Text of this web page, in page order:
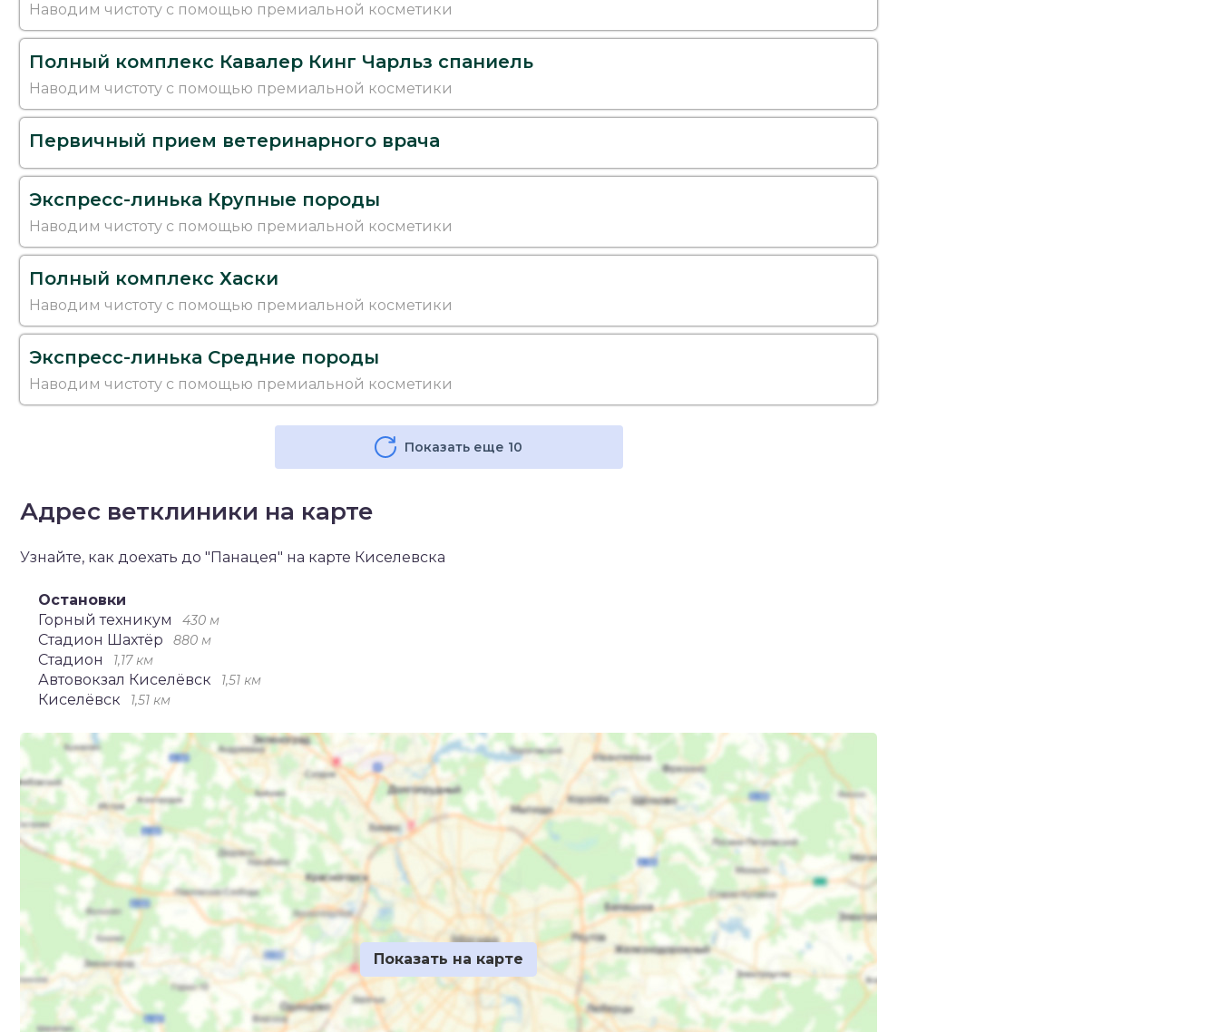
Наводим чистоту с помощью премиальной косметики
Полный комплекс Кавалер Кинг Чарльз спаниель
Наводим чистоту с помощью премиальной косметики
Первичный прием ветеринарного врача
Экспресс-линька Крупные породы
Наводим чистоту с помощью премиальной косметики
Полный комплекс Хаски
Наводим чистоту с помощью премиальной косметики
Экспресс-линька Средние породы
Наводим чистоту с помощью премиальной косметики
Показать еще 10
Адрес ветклиники на карте
Узнайте, как доехать до "Панацея" на карте Киселевска
Остановки
Горный техникум
430 м
Стадион Шахтёр 880 м
Стадион 1,17 км
Автовокзал Киселёвск 1,51 км
Киселёвск 1,51 км